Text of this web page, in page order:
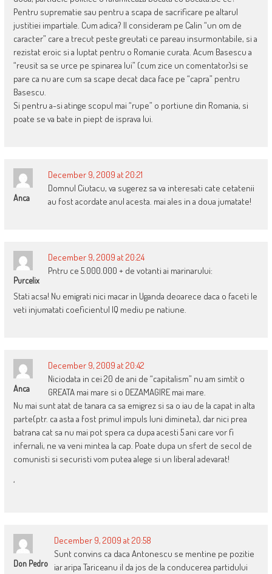
Pentru suprematie sau pentru a scapa de sacrificare pe altarul
justitiei impartiale. Cum adica? Il consideram pe Calin “un om de
caracter” care a trecut peste greutati ce pareau insurmontabile, si a
rezistat eroic si a luptat pentru o Romanie curata. Acum Basescu a
“reusit sa se urce pe spinarea lui” (cum zice un comentator)si se
pare ca nu are cum sa scape decat daca face pe “capra” pentru
Basescu.
Si pentru a-si atinge scopul mai “rupe” o portiune din Romania, si
poate se va bate in piept de isprava lui.
Anca
December 9, 2009 at 20:21
Domnul Ciutacu, va sugerez sa va interesati cate cetatenii
au fost acordate anul acesta. mai ales in a doua jumatate!
Purcelix
December 9, 2009 at 20:24
Pntru ce 5.000.000 + de votanti ai marinarului:
Stati acsa! Nu emigrati nici macar in Uganda deoarece daca o faceti le
veti injumatati coeficientul IQ mediu pe natiune.
Anca
December 9, 2009 at 20:42
Niciodata in cei 20 de ani de “capitalism” nu am simtit o
GREATA mai mare si o DEZAMAGIRE mai mare.
Nu mai sunt atat de tanara ca sa emigrez si sa o iau de la capat in alta
parte(ptr. ca asta a fost primul impuls luni dimineta), dar nici prea
batrana cat sa nu mai pot spera ca dupa acesti 5 ani care vor fi
infernali, ne va veni mintea la cap. Poate dupa un sfert de secol de
comunisti si securisti vom putea alege si un liberal adevarat!
‘
Don Pedro
December 9, 2009 at 20:58
Sunt convins ca daca Antonescu se mentine pe pozitie
iar aripa Tariceanu il da jos de la conducerea partidului